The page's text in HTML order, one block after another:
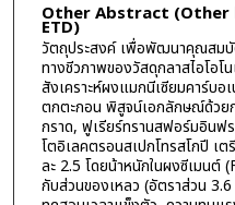
Other Abstract
ETD)
วัตถุประสงค์ เพื่อพัฒนาคุณสม
ทางชีวภาพของวัสดุกลาสไอโอโ
สังเคราะห์ผงแมกนีเซียมคาร์บอ
ตกตะกอน พิสูจน์เอกลักษณ์ด้วย
กราด, ฟูเรียร์ทรานสฟอร์มอินฟร
โตอิเลคตรอนสเปกโทรสโกปี เ
ละ 2.5 โดยน้าหนักในผงซีเมน
กับส่วนของเหลว (อัตราส่วน